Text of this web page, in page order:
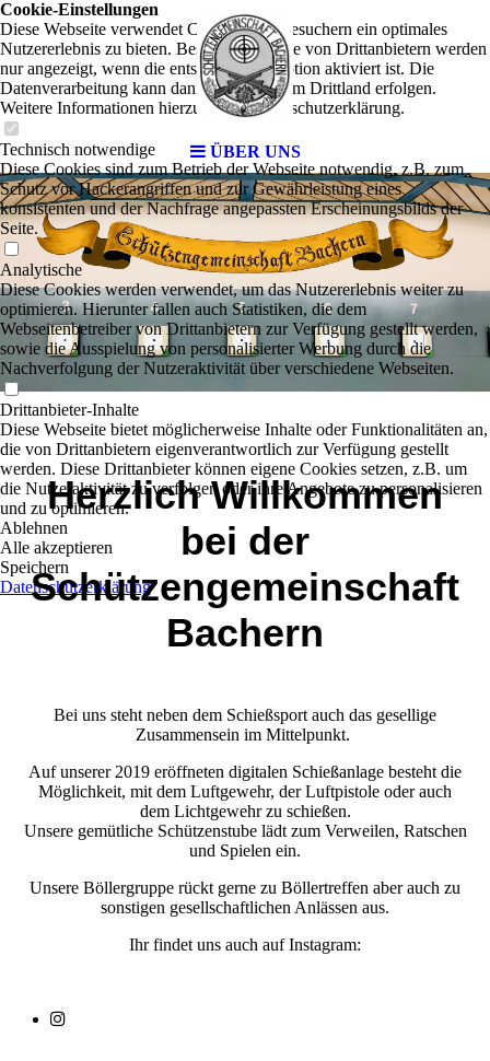
ÜBER UNS
Herzlich Willkommen
bei der
Schützengemeinschaft
Bachern
Bei uns steht neben dem Schießsport auch das gesellige
Zusammensein im Mittelpunkt.
Auf unserer 2019 eröffneten digitalen Schießanlage besteht die
Möglichkeit, mit dem Luftgewehr, der Luftpistole oder auch
dem Lichtgewehr zu schießen.
Unsere gemütliche Schützenstube lädt zum Verweilen, Ratschen
und Spielen ein.
Unsere Böllergruppe rückt gerne zu Böllertreffen aber auch zu
sonstigen gesellschaftlichen Anlässen aus.
Ihr findet uns auch auf Instagram:
Cookie-Einstellungen
Diese Webseite verwendet Cookies, um Besuchern ein optimales
Nutzererlebnis zu bieten. Bestimmte Inhalte von Drittanbietern werden
nur angezeigt, wenn die entsprechende Option aktiviert ist. Die
Datenverarbeitung kann dann auch in einem Drittland erfolgen.
Weitere Informationen hierzu in der Datenschutzerklärung.
Technisch notwendige
Diese Cookies sind zum Betrieb der Webseite notwendig, z.B. zum
Schutz vor Hackerangriffen und zur Gewährleistung eines
konsistenten und der Nachfrage angepassten Erscheinungsbilds der
Seite.
Analytische
Diese Cookies werden verwendet, um das Nutzererlebnis weiter zu
optimieren. Hierunter fallen auch Statistiken, die dem
Webseitenbetreiber von Drittanbietern zur Verfügung gestellt werden,
sowie die Ausspielung von personalisierter Werbung durch die
Nachverfolgung der Nutzeraktivität über verschiedene Webseiten.
Drittanbieter-Inhalte
Diese Webseite bietet möglicherweise Inhalte oder Funktionalitäten an,
die von Drittanbietern eigenverantwortlich zur Verfügung gestellt
werden. Diese Drittanbieter können eigene Cookies setzen, z.B. um
die Nutzeraktivität zu verfolgen oder ihre Angebote zu personalisieren
und zu optimieren.
Ablehnen
Alle akzeptieren
Speichern
Datenschutzerklärung